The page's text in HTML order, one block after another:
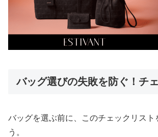
バッグ選びの失敗を防ぐ！チ
バッグを選ぶ前に、このチェックリスト
う。